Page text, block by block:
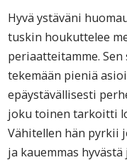
Hyvä ystäväni
tuskin houkuttelee
periaatteitamme.
tekemään pieniä
epäystävällisesti
joku toinen tarkoitti
Vähitellen hän pyrkii
ja kauemmas